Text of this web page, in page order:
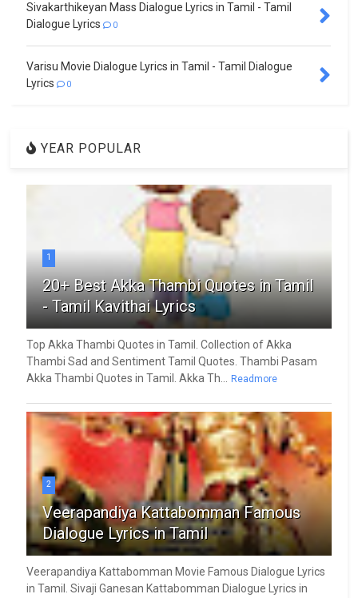
Sivakarthikeyan Mass Dialogue Lyrics in Tamil - Tamil
Dialogue Lyrics
0
Varisu Movie Dialogue Lyrics in Tamil - Tamil Dialogue
Lyrics
0
YEAR POPULAR
1
20+ Best Akka Thambi Quotes in Tamil
- Tamil Kavithai Lyrics
Top Akka Thambi Quotes in Tamil. Collection of Akka
Thambi Sad and Sentiment Tamil Quotes. Thambi Pasam
Akka Thambi Quotes in Tamil. Akka Th... Readmore
2
Veerapandiya Kattabomman Famous
Dialogue Lyrics in Tamil
Veerapandiya Kattabomman Movie Famous Dialogue Lyrics
in Tamil. Sivaji Ganesan Kattabomman Dialogue Lyrics in